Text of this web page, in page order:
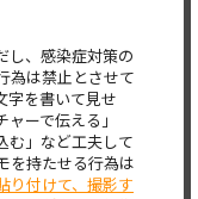
し、感染症対策の
為は禁止とさせて
字を書いて見せ
ーで伝える」
む」など工夫して
を持たせる行為は
り付けて、撮影す